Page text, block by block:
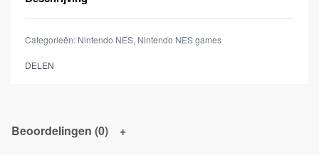
Categorieën: Nintendo NES, Nintendo NES games
DELEN
Beoordelingen (0)